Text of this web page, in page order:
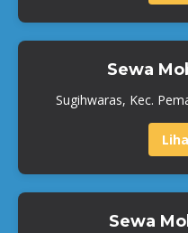
Sewa
Sugihwaras, Kec.
Sewa